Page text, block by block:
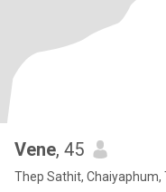
Vene, 45
Thep Sathit, Chaiyaphum,